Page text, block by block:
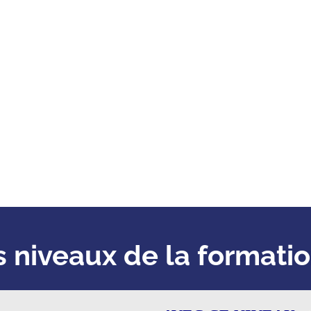
niveaux de la